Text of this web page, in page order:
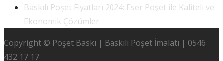
Baskılı Poşet Fiyatları 2024: Eser Poşet ile Kaliteli ve
Ekonomik Çözümler
Copyright © Poşet Baskı | Baskılı Poşet İmalatı | 0546
432 17 17